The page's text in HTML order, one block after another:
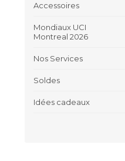
Accessoires
Mondiaux UCI
Montreal 2026
Nos Services
Soldes
Idées cadeaux